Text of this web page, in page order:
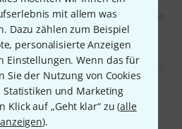
mit allem was
Dazu zählen zum Beispiel
personalisierte Anzeigen
Einstellungen. Wenn das für
Sie der Nutzung von Cookies
und Marketing
Klick auf „Geht klar“ zu (alle
anzeigen).
im Überblick
zusammengefasst durch KI